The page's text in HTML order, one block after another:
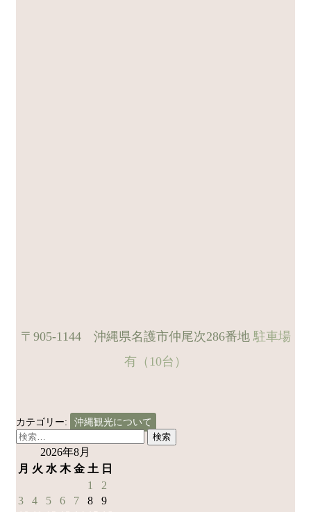
〒905-1144 沖縄県名護市仲尾次286番地駐車場
有（10台）
カテゴリー: 沖縄観光について
検
2026年8月
月 火 水 木 金 土 日
1
2
3
4 5 6 7 8
9